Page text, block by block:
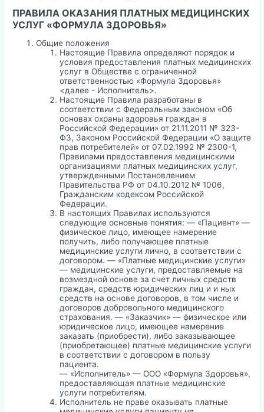
ПРАВИЛА ОКАЗАНИЯ ПЛАТНЫХ МЕДИЦИНСКИХ
УСЛУГ «ФОРМУЛА ЗДОРОВЬЯ»
Общие положения
Настоящие Правила определяют порядок и
условия предоставления платных медицинских
услуг в Обществе с ограниченной
ответственностью «Формула Здоровья»
<далее - Исполнитель>.
Настоящие Правила разработаны в
соответствии с Федеральным законом «Об
основах охраны здоровья граждан в
Российской Федерации» от 21.11.2011 № 323-
ФЗ, Законом Российской Федерации «О защите
прав потребителей» от 07.02.1992 № 2300-1,
Правилами предоставления медицинскими
организациями платных медицинских услуг,
утвержденными Постановлением
Правительства РФ от 04.10.2012 № 1006,
Гражданским кодексом Российской
Федерации.
В настоящих Правилах используются
следующие основные понятия: — «Пациент» —
физическое лицо, имеющее намерение
получить, либо получающее платные
медицинские услуги лично, в соответствии с
договором. — «Платные медицинские услуги»
— медицинские услуги, предоставляемые на
возмездной основе за счет личных средств
граждан, средств юридических лиц и и ных
средств на основе договоров, в том числе и
договоров добровольного медицинского
страхования. — «Заказчик» — физическое или
юридическое лицо, имеющее намерение
заказать (приобрести), либо заказывающее
(приобретающее) платные медицинские услуги
в соответствии с договором в пользу
пациента.
— «Исполнитель» — ООО «Формула Здоровья»,
предоставляющая платные медицинские
услуги потребителям.
Исполнитель не праве оказывать платные